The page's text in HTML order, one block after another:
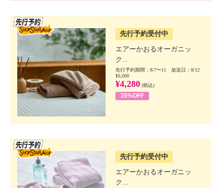
先行予約受付中
エアーかおるオーガニッ
ク...
先行予約期間：8/7〜11 放送日：8/12
¥6,600
¥4,280 (税込)
35%OFF
先行予約受付中
エアーかおるオーガニッ
ク...